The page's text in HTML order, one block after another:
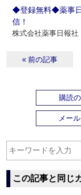
◆登録無料◆薬事
信！
株式会社薬事日報社
« 前の記事
購読
メー
この記事と同じ